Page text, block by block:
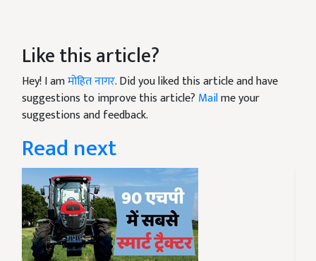
Like this article?
Hey! I amमोहित नागर. Did you liked this article and have
suggestions to improve this article? Mailme your
suggestions and feedback.
Read next